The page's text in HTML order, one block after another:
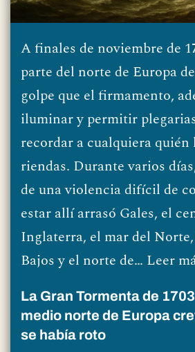
A finales de noviembre de
parte del norte de Europa
golpe que el firmamento,
iluminar y permitir
recordar a cualquiera quién
riendas. Durante varios
de una violencia difícil de
estar allí arrasó Gales, el
Inglaterra, el mar del
Bajos y el norte de… Leer
La Gran Tormenta de
medio norte de Europa
se había roto